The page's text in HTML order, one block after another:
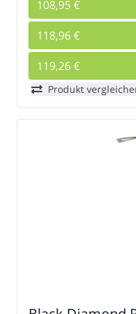
108,95 €
118,96 €
119,26 €
Produkt